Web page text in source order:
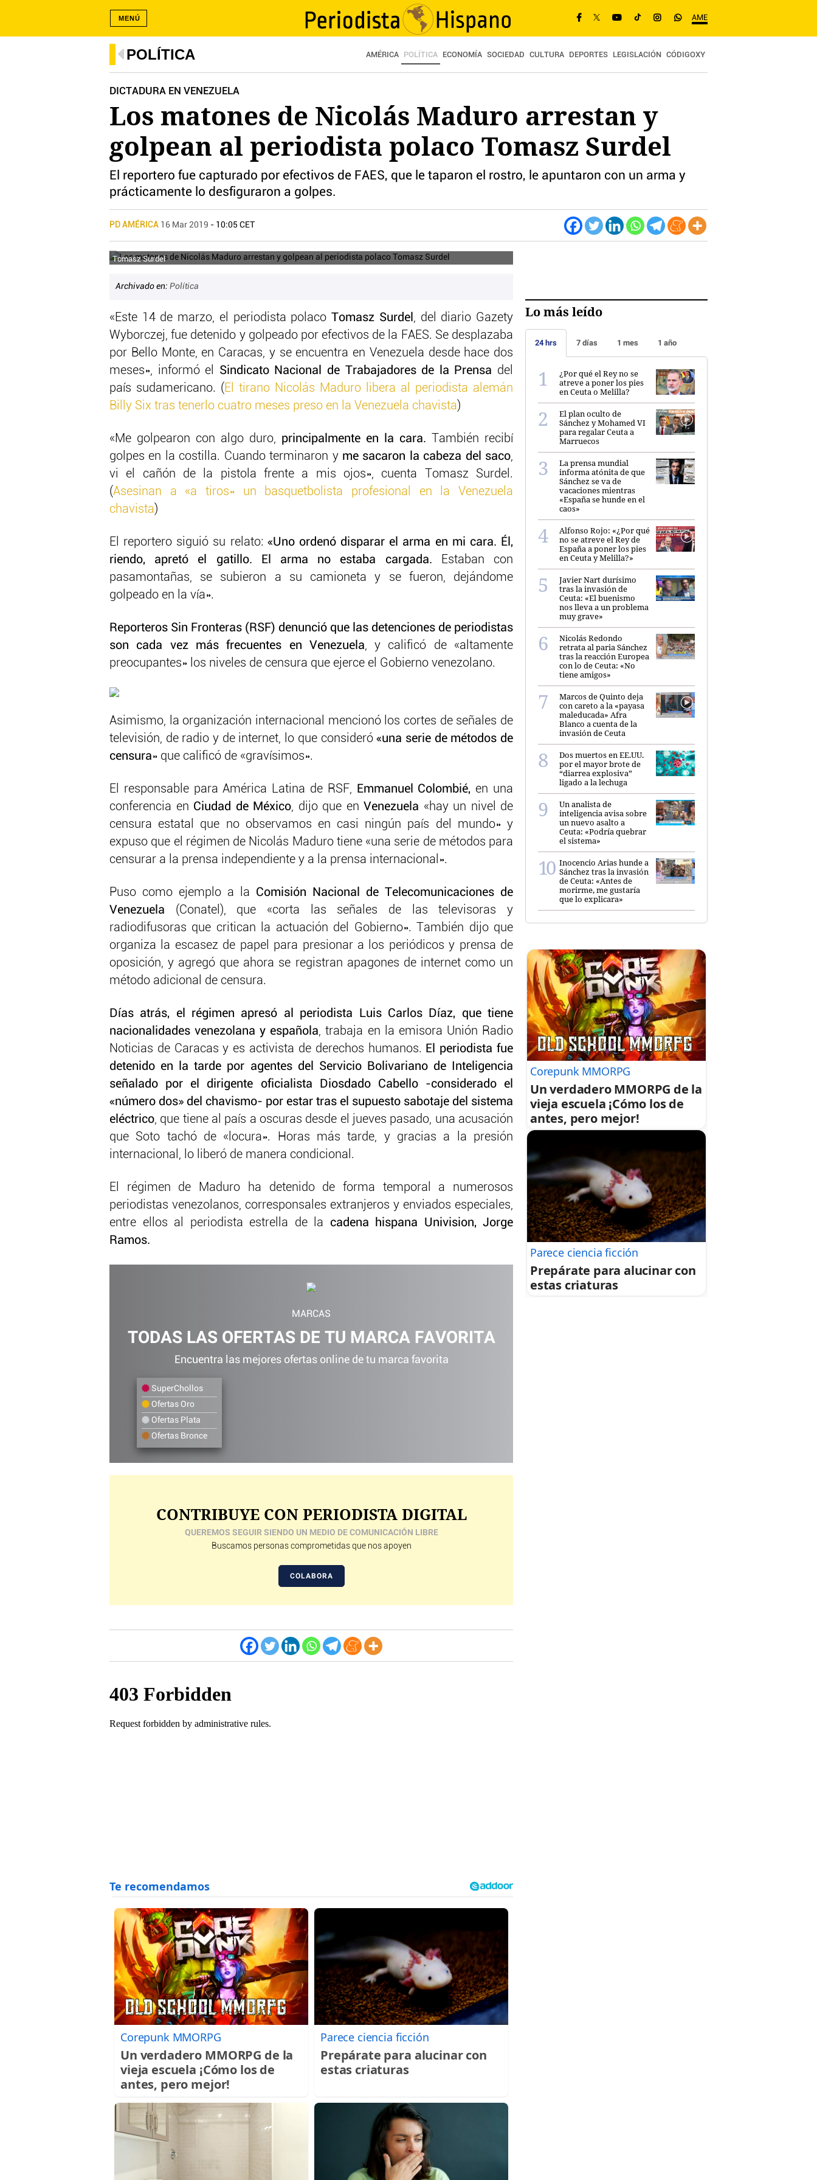
AME
MENÚ
POLÍTICA AMÉRICA POLÍTICA ECONOMÍA SOCIEDAD CULTURA DEPORTES LEGISLACIÓN CÓDIGOXY
DICTADURA EN VENEZUELA
Los matones de Nicolás Maduro arrestan y
golpean al periodista polaco Tomasz Surdel
El reportero fue capturado por efectivos de FAES, que le taparon el rostro, le apuntaron con un arma y
prácticamente lo desfiguraron a golpes.
PD AMÉRICA 16 Mar 2019 - 10:05 CET
Tomasz Surdel
Archivado en: Política
«Este 14 de marzo, el periodista polaco Tomasz Surdel , del diario Gazety
Wyborczej, fue detenido y golpeado por efectivos de la FAES. Se desplazaba
por Bello Monte, en Caracas, y se encuentra en Venezuela desde hace dos
meses», informó el Sindicato Nacional de Trabajadores de la Prensa del
país sudamericano. ( El tirano Nicolás Maduro libera al periodista alemán
Billy Six tras tenerlo cuatro meses preso en la Venezuela chavista)
«Me golpearon con algo duro, principalmente en la cara. También recibí
golpes en la costilla. Cuando terminaron yme sacaron la cabeza del saco,
vi el cañón de la pistola frente a mis ojos», cuenta Tomasz Surdel.
(Asesinan a «a tiros» un basquetbolista profesional en la Venezuela
chavista)
El reportero siguió su relato: «Uno ordenó disparar el arma en mi cara. Él,
riendo, apretó el gatillo. El arma no estaba cargada.
Estaban con
pasamontañas, se subieron a su camioneta y se fueron, dejándome
golpeado en la vía».
Reporteros Sin Fronteras (RSF) denunció que las detenciones de periodistas
son cada vez más frecuentes en Venezuela, y calificó de «altamente
preocupantes» los niveles de censura que ejerce el Gobierno venezolano.
Asimismo, la organización internacional mencionó los cortes de señales de
televisión, de radio y de internet, lo que consideró«una serie de métodos de
censura» que calificó de «gravísimos».
El responsable para América Latina de RSF, Emmanuel Colombié, en una
conferencia en Ciudad de México, dijo que en Venezuela «hay un nivel de
censura estatal que no observamos en casi ningún país del mundo» y
expuso que el régimen de Nicolás Maduro tiene «una serie de métodos para
censurar a la prensa independiente y a la prensa internacional».
Puso como ejemplo a la Comisión Nacional de Telecomunicaciones de
Venezuela (Conatel), que «corta las señales de las televisoras y
radiodifusoras que critican la actuación del Gobierno». También dijo que
organiza la escasez de papel para presionar a los periódicos y prensa de
oposición, y agregó que ahora se registran apagones de internet como un
método adicional de censura.
Días atrás, el régimen apresó al periodista Luis Carlos Díaz, que tiene
nacionalidades venezolana y española, trabaja en la emisora Unión Radio
Noticias de Caracas y es activista de derechos humanos. El periodista fue
detenido en la tarde por agentes del Servicio Bolivariano de Inteligencia
señalado por el dirigente oficialista Diosdado Cabello -considerado el
«número dos» del chavismo- por estar tras el supuesto sabotaje del sistema
eléctrico, que tiene al país a oscuras desde el jueves pasado, una acusación
que Soto tachó de «locura». Horas más tarde, y gracias a la presión
internacional, lo liberó de manera condicional.
El régimen de Maduro ha detenido de forma temporal a numerosos
periodistas venezolanos, corresponsales extranjeros y enviados especiales,
entre ellos al periodista estrella de la cadena hispana Univision, Jorge
Ramos.
MARCAS
TODAS LAS OFERTAS DE TU MARCA FAVORITA
Encuentra las mejores ofertas online de tu marca favorita
SuperChollos
Ofertas Oro
Ofertas Plata
Ofertas Bronce
CONTRIBUYE CON PERIODISTA DIGITAL
QUEREMOS SEGUIR SIENDO UN MEDIO DE COMUNICACIÓN LIBRE
Buscamos personas comprometidas que nos apoyen
COLABORA
Corepunk MMORPG
Un verdadero MMORPG de la
vieja escuela ¡Cómo los de
antes, pero mejor!
Parece ciencia ficción
Prepárate para alucinar con
estas criaturas
Lo más leído
24 hrs 7 días 1 mes 1 año
¿Por qué el Rey no se
atreve a poner los pies
en Ceuta o Melilla?
El plan oculto de
Sánchez y Mohamed VI
para regalar Ceuta a
Marruecos
La prensa mundial
informa atónita de que
Sánchez se va de
vacaciones mientras
«España se hunde en el
caos»
Alfonso Rojo: «¿Por qué
no se atreve el Rey de
España a poner los pies
en Ceuta y Melilla?»
Javier Nart durísimo
tras la invasión de
Ceuta: «El buenismo
nos lleva a un problema
muy grave»
Nicolás Redondo
retrata al paria Sánchez
tras la reacción Europea
con lo de Ceuta: «No
tiene amigos»
Marcos de Quinto deja
con careto a la «payasa
maleducada» Afra
Blanco a cuenta de la
invasión de Ceuta
Dos muertos en EE.UU.
por el mayor brote de
“diarrea explosiva”
ligado a la lechuga
Un analista de
inteligencia avisa sobre
un nuevo asalto a
Ceuta: «Podría quebrar
el sistema»
Inocencio Arias hunde a
Sánchez tras la invasión
de Ceuta: «Antes de
morirme, me gustaría
que lo explicara»
Corepunk MMORPG
Un verdadero MMORPG de la
vieja escuela ¡Cómo los de
antes, pero mejor!
Parece ciencia ficción
Prepárate para alucinar con
estas criaturas